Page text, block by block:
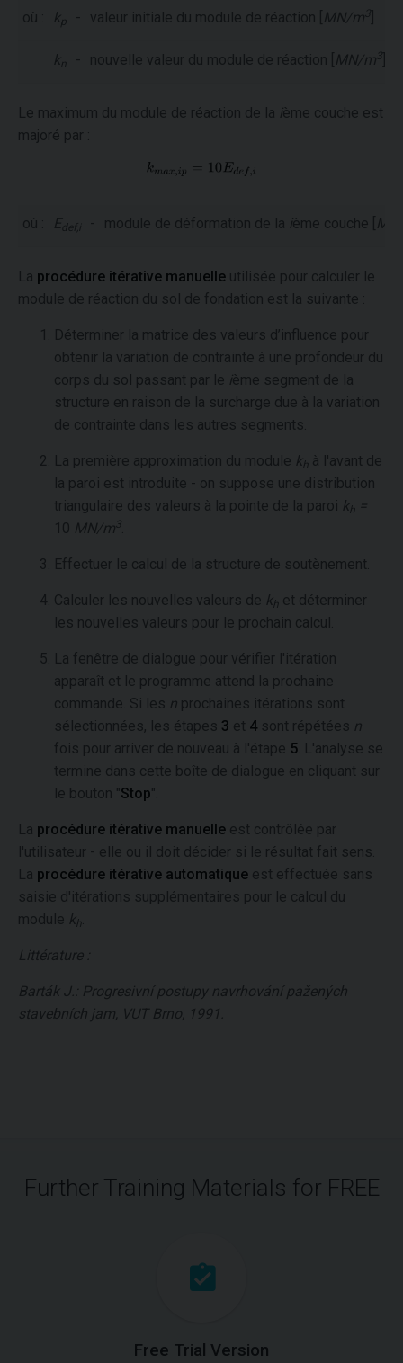
où : kp - valeur initiale du module de réaction [ MN/m 3
kn - nouvelle valeur du module de réaction [ MN/m 3
Le maximum du module de réaction de la ième couche est
majoré par :
où : E def,i - module de déformation de la ième couche [
La procédure itérative manuelle utilisée pour calculer le
module de réaction du sol de fondation est la suivante :
Déterminer la matrice des valeurs d’influence pour
obtenir la variation de contrainte à une profondeur du
corps du sol passant par le ième segment de la
structure en raison de la surcharge due à la variation
de contrainte dans les autres segments.
La première approximation du module kh à l'avant de
la paroi est introduite - on suppose une distribution
triangulaire des valeurs à la pointe de la paroi kh
10 MN/m3
Effectuer le calcul de la structure de soutènement.
Calculer les nouvelles valeurs de kh et déterminer
les nouvelles valeurs pour le prochain calcul.
La fenêtre de dialogue pour vérifier l'itération
apparaît et le programme attend la prochaine
commande. Si les n prochaines itérations sont
sélectionnées, les étapes 3 et 4 sont répétées n
fois pour arriver de nouveau à l'étape 5 . L'analyse se
termine dans cette boîte de dialogue en cliquant sur
le bouton "Stop".
La procédure itérative manuelle est contrôlée par
l'utilisateur - elle ou il doit décider si le résultat fait sens.
La procédure itérative automatique est effectuée sans
saisie d'itérations supplémentaires pour le calcul du
module kh
Littérature :
Barták J.: Progresivní postupy navrhování pažených
stavebních jam, VUT Brno, 1991.
Further Training Materials for FREE
Free Trial Version